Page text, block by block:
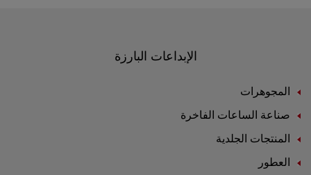
الإبداعات البارزة
المجوهرات
صناعة الساعات الفاخرة
المنتجات الجلدية
العطور